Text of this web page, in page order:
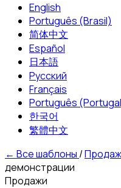
English
Português (Brasil)
简体中文
Español
日本語
Русский
Français
Português
한국어
繁體中文
← Все шаблоны /
демонстрации
Продажи